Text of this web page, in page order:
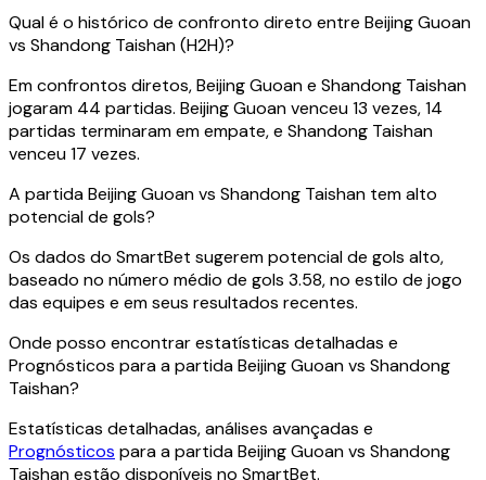
Qual é o histórico de confronto direto entre Beijing Guoan
vs Shandong Taishan (H2H)?
Em confrontos diretos, Beijing Guoan e Shandong Taishan
jogaram 44 partidas. Beijing Guoan venceu 13 vezes, 14
partidas terminaram em empate, e Shandong Taishan
venceu 17 vezes.
A partida Beijing Guoan vs Shandong Taishan tem alto
potencial de gols?
Os dados do SmartBet sugerem potencial de gols alto,
baseado no número médio de gols 3.58, no estilo de jogo
das equipes e em seus resultados recentes.
Onde posso encontrar estatísticas detalhadas e
Prognósticos para a partida Beijing Guoan vs Shandong
Taishan?
Estatísticas detalhadas, análises avançadas e
Prognósticos para a partida Beijing Guoan vs Shandong
Taishan estão disponíveis no SmartBet.